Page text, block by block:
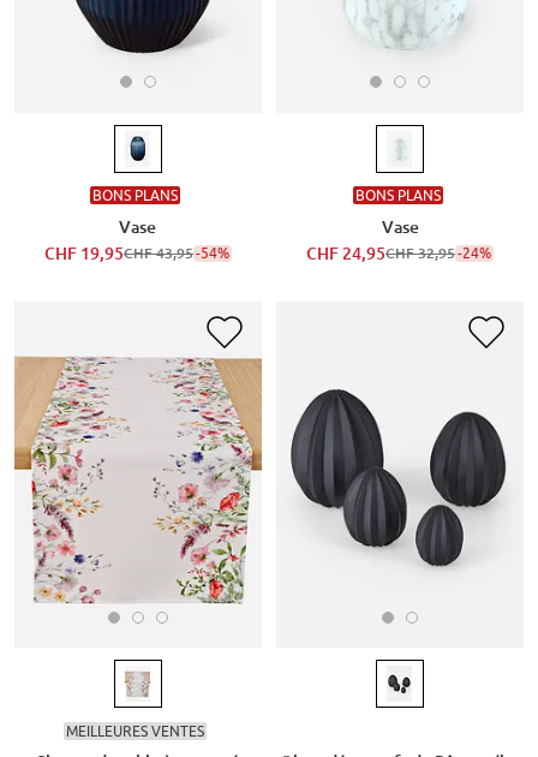
BONS PLANS
Vase
CHF 19,95CHF 43,95-54%
BONS PLANS
Vase
CHF 24,95CHF 32,95-24%
MEILLEURES VENTES